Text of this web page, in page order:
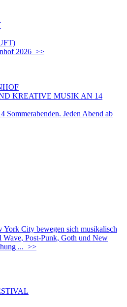
2026 >>
KREATIVE MUSIK AN 14
Sommerabenden. Jeden Abend ab
York City bewegen sich musikalisch
Post-Punk, Goth und New
... >>